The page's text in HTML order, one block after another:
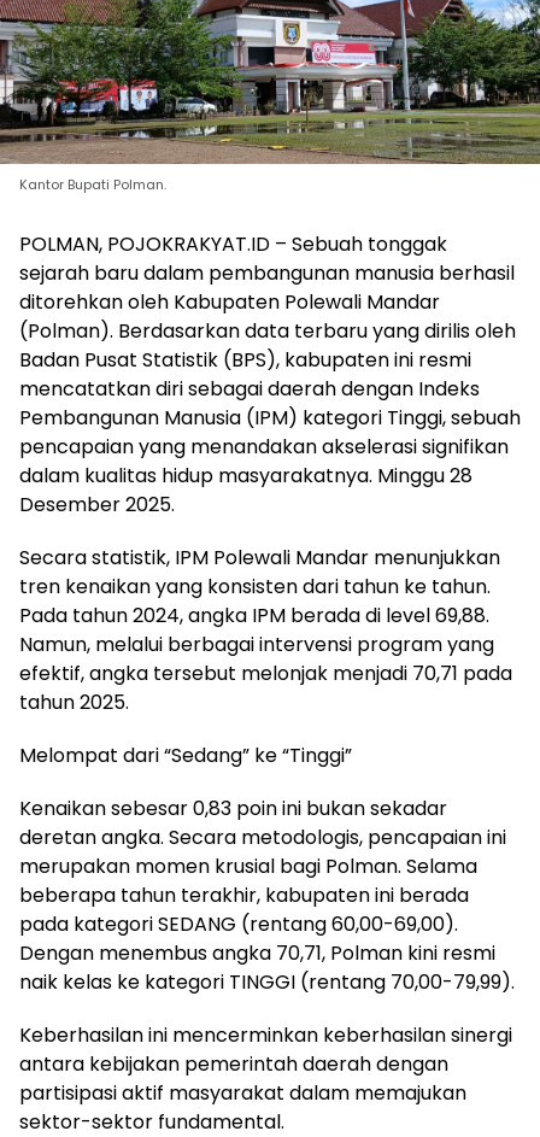
Kantor Bupati Polman.
POLMAN, POJOKRAKYAT.ID – Sebuah tonggak
sejarah baru dalam pembangunan manusia berhasil
ditorehkan oleh Kabupaten Polewali Mandar
(Polman). Berdasarkan data terbaru yang dirilis oleh
Badan Pusat Statistik (BPS), kabupaten ini resmi
mencatatkan diri sebagai daerah dengan Indeks
Pembangunan Manusia (IPM) kategori Tinggi, sebuah
pencapaian yang menandakan akselerasi signifikan
dalam kualitas hidup masyarakatnya. Minggu 28
Desember 2025.
Secara statistik, IPM Polewali Mandar menunjukkan
tren kenaikan yang konsisten dari tahun ke tahun.
Pada tahun 2024, angka IPM berada di level 69,88.
Namun, melalui berbagai intervensi program yang
efektif, angka tersebut melonjak menjadi 70,71 pada
tahun 2025.
Melompat dari “Sedang” ke “Tinggi”
Kenaikan sebesar 0,83 poin ini bukan sekadar
deretan angka. Secara metodologis, pencapaian ini
merupakan momen krusial bagi Polman. Selama
beberapa tahun terakhir, kabupaten ini berada
pada kategori SEDANG (rentang 60,00-69,00).
Dengan menembus angka 70,71, Polman kini resmi
naik kelas ke kategori TINGGI (rentang 70,00-79,99).
Keberhasilan ini mencerminkan keberhasilan sinergi
antara kebijakan pemerintah daerah dengan
partisipasi aktif masyarakat dalam memajukan
sektor-sektor fundamental.